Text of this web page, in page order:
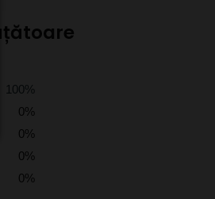
100%
0%
0%
0%
0%